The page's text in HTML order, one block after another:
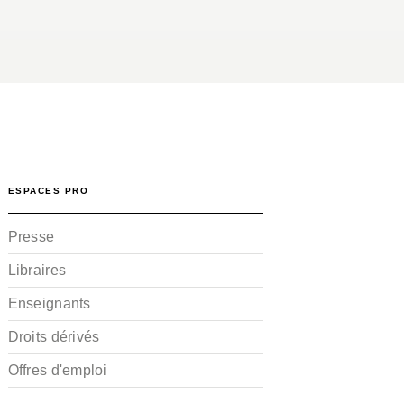
ESPACES PRO
Presse
Libraires
Enseignants
Droits dérivés
Offres d'emploi